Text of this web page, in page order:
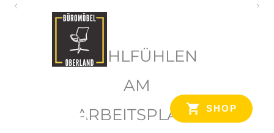
SHOP
WOHLFÜHLEN
AM
ARBEITSPLATZ